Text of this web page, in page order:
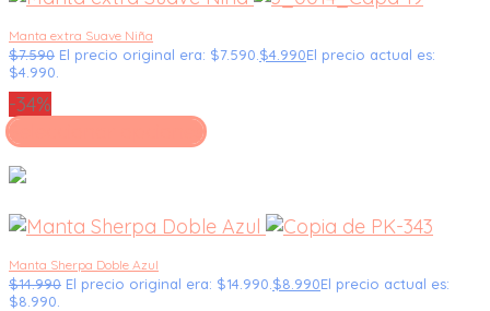
Manta extra Suave Niña
$7.590 El precio original era: $7.590. $4.990El precio actual es:
$4.990.
-34%
Seleccionar opciones
Manta Sherpa Doble Azul
$14.990 El precio original era: $14.990. $8.990El precio actual es:
$8.990.